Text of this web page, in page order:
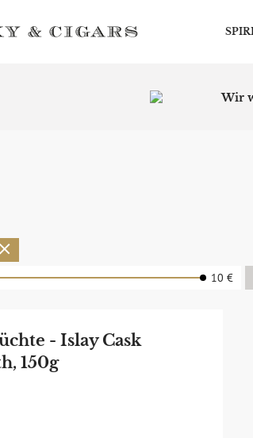
Wir
10 €
- Islay Cask
150g